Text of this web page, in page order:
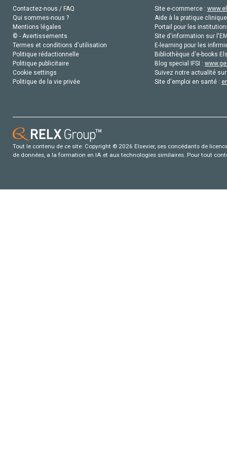
Contactez-nous / FAQ
Qui sommes-nous ?
Mentions légales
© - Avertissements
Termes et conditions d'utilisation
Politique rédactionnelle
Politique publicitaire
Cookie settings
Politique de la vie privée
Site e-commerce :
Aide à la pratique
Portail pour les
Site d'information sur
E-learning pour les
Bibliothèque d'e-books
Blog special IFSI :
Suivez notre actualité
Site d'emploi en santé :
Tout le contenu de ce site: Copyright © 2026 Elsevier, ses concédants de
de données, a la formation en IA et aux technologies similaires. Pour tout